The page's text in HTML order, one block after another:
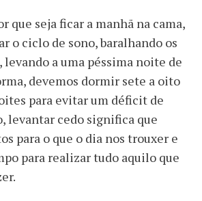
que seja ficar a manhã na cama,
o ciclo de sono, baralhando os
levando a uma péssima noite de
devemos dormir sete a oito
para evitar um déficit de
levantar cedo significa que
para o que o dia nos trouxer e
para realizar tudo aquilo que